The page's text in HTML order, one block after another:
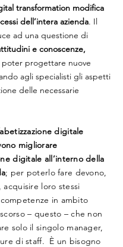
transformation modifica
dell’intera azienda. Il
ad una questione di
e conoscenze,
poter progettare nuove
agli specialisti gli aspetti
delle necessarie
digitale
migliorare
digitale all’interno della
; per poterlo fare devono,
loro stessi
in ambito
– questo – che non
solo il singolo manager,
di staff. È un bisogno